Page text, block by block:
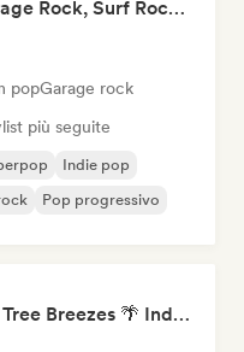
Skate Jams 🛹 Garage Rock, Surf Rock & Neo-Psych
popGarage rock
più seguite
Indie pop
Pop progressivo
Beach vibes: Palm Tree Breezes 🌴 Indie Folk, Acoustic & Singer-Songwriter